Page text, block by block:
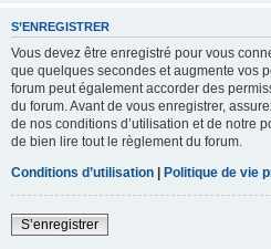
S’ENREGISTRER
Vous devez être enregistré pour vous
que quelques secondes et augmente vos
forum peut également accorder des
du forum. Avant de vous enregistrer,
de nos conditions d’utilisation et de notre
de bien lire tout le règlement du forum.
Conditions d’utilisation | Politique de vie
S’enregistrer